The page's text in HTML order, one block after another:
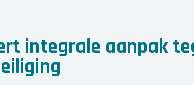
integrale aanpak